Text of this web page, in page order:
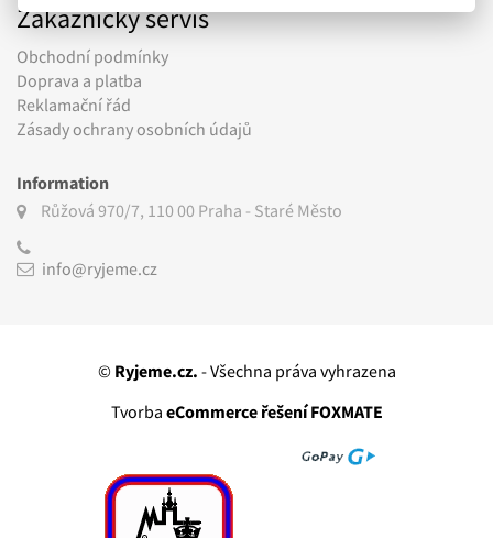
Zákaznický servis
Obchodní podmínky
Doprava a platba
Reklamační řád
Zásady ochrany osobních údajů
Information
Růžová 970/7, 110 00 Praha - Staré Město
info@ryjeme.cz
© Ryjeme.cz. - Všechna práva vyhrazena
Tvorba eCommerce řešení FOXMATE